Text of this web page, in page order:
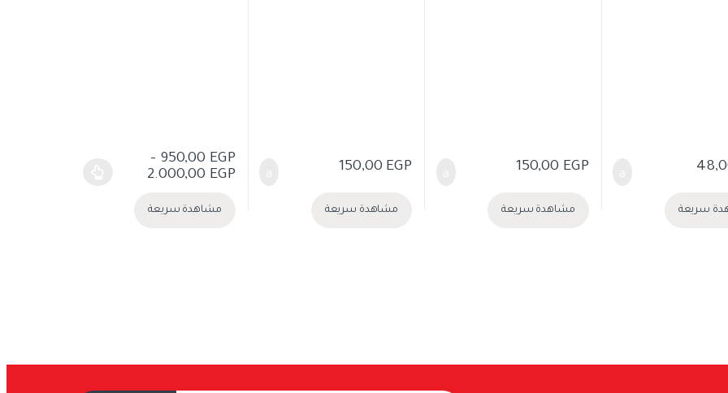
سريعة
150,00 EGP
مشاهدة سريعة
150,00 EGP
مشاهدة سريعة
950,00 EGP
–
2.000,00 EGP نطاق السعر: من ⁦950,00 EGP⁩ خلال ⁦2.000,00 EGP⁩
هناك العديد من الأشكال المختلفة لهذا المنتج. يمكن
مشاهدة سريعة